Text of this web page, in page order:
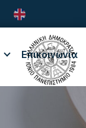
Επικοινωνία